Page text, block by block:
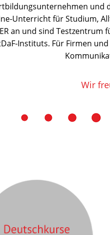
und
Unterricht für Studium,
an und sind
Instituts. Für Firmen
Wir